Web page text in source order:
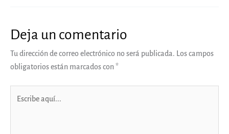
Deja un comentario
Tu dirección de correo electrónico no será publicada. Los campos
obligatorios están marcados con*